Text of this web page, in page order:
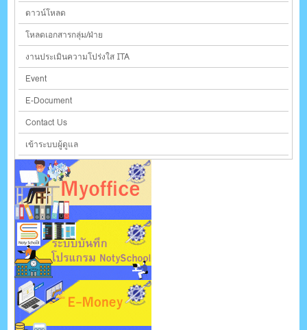
ดาวน์โหลด
โหลดเอกสารกลุ่ม/ฝ่าย
งานประเมินความโปร่งใส ITA
Event
E-Document
Contact Us
เข้าระบบผู้ดูแล